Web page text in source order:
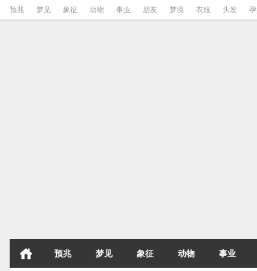
预兆 梦见 象征 动物 事业 朋友 梦境 衣服 头发
预兆 梦见 象征 动物 事业